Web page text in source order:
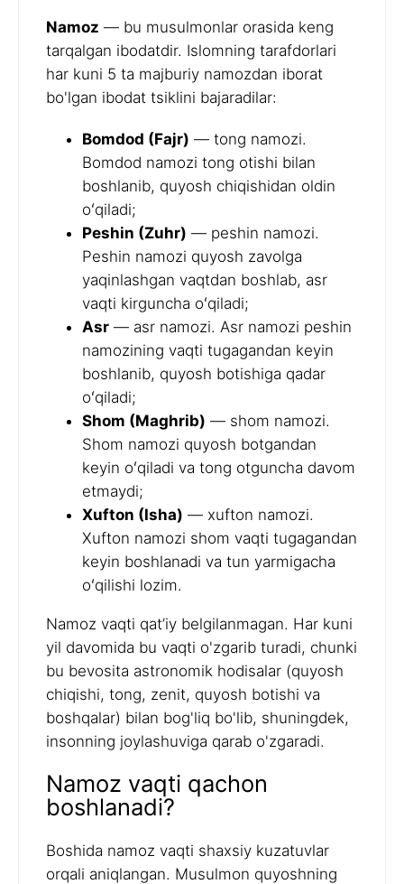
Namoz — bu musulmonlar orasida keng
tarqalgan ibodatdir. Islomning tarafdorlari
har kuni 5 ta majburiy namozdan iborat
bo'lgan ibodat tsiklini bajaradilar:
Bomdod (Fajr) — tong namozi.
Bomdod namozi tong otishi bilan
boshlanib, quyosh chiqishidan oldin
oʻqiladi;
Peshin (Zuhr) — peshin namozi.
Peshin namozi quyosh zavolga
yaqinlashgan vaqtdan boshlab, asr
vaqti kirguncha oʻqiladi;
Asr — asr namozi. Asr namozi peshin
namozining vaqti tugagandan keyin
boshlanib, quyosh botishiga qadar
oʻqiladi;
Shom (Maghrib) — shom namozi.
Shom namozi quyosh botgandan
keyin oʻqiladi va tong otguncha davom
etmaydi;
Xufton (Isha) — xufton namozi.
Xufton namozi shom vaqti tugagandan
keyin boshlanadi va tun yarmigacha
oʻqilishi lozim.
Namoz vaqti qat’iy belgilanmagan. Har kuni
yil davomida bu vaqti o'zgarib turadi, chunki
bu bevosita astronomik hodisalar (quyosh
chiqishi, tong, zenit, quyosh botishi va
boshqalar) bilan bog'liq bo'lib, shuningdek,
insonning joylashuviga qarab o'zgaradi.
Namoz vaqti qachon
boshlanadi?
Boshida namoz vaqti shaxsiy kuzatuvlar
orqali aniqlangan. Musulmon quyoshning